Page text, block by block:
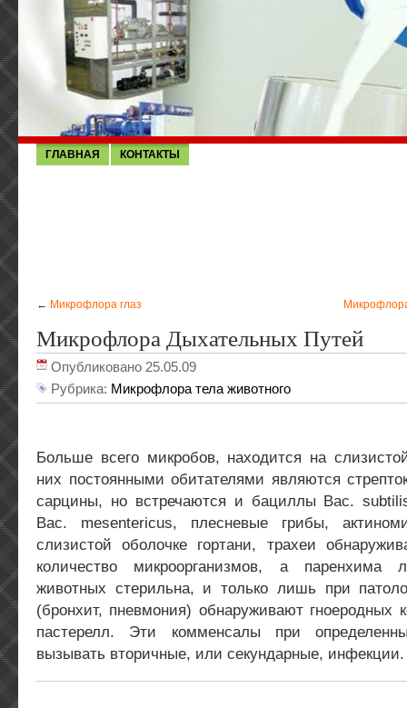
ГЛАВНАЯ КОНТАКТЫ
← Микрофлора глаз
Микрофлора Дыхательных Путей
Опубликовано 25.05.09
Рубрика: Микрофлора тела животного
Больше всего микробов, находится на
них постоянными обитателями являются
сарцины, но встречаются и бациллы Вас.
Вас. mesentericus, плесневые грибы,
слизистой оболочке гортани, трахеи
количество микроорганизмов, а паренхима
животных стерильна, и только лишь при
(бронхит, пневмония) обнаруживают гноеродных
пастерелл. Эти комменсалы при
вызывать вторичные, или секундарные, инфекции.